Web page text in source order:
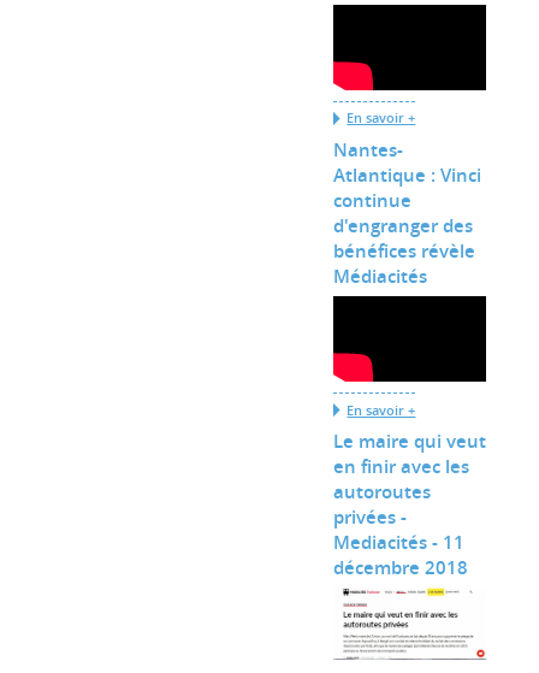
En savoir +
Nantes-
Atlantique : Vinci
continue
d'engranger des
bénéfices révèle
Médiacités
En savoir +
Le maire qui veut
en finir avec les
autoroutes
privées -
Mediacités - 11
décembre 2018